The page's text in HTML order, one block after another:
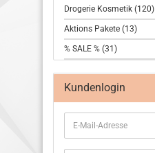
Drogerie Kosmetik (120)
Aktions Pakete (13)
% SALE % (31)
Kundenlogin